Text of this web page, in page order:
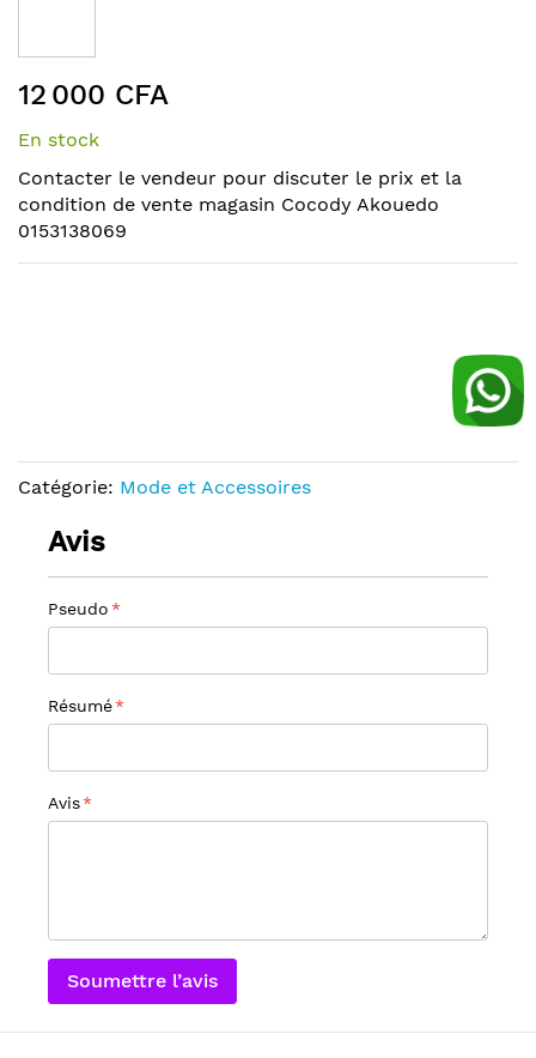
of
the
images
gallery
to
beginning
of
the
images
12 000 CFA
En stock
Contacter le vendeur pour discuter le prix et la
condition de vente magasin Cocody Akouedo
0153138069
Catégorie: Mode et Accessoires
Avis
Pseudo
Résumé
Avis
Soumettre l’avis